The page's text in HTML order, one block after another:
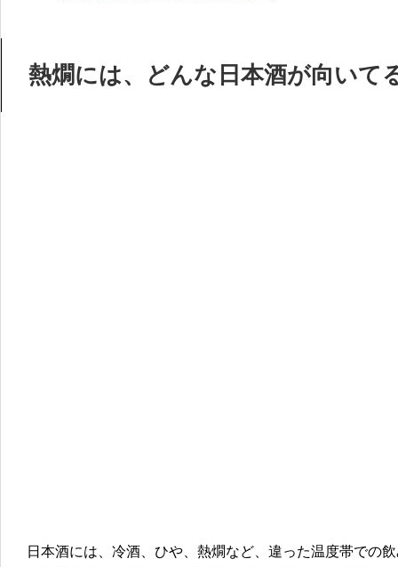
熱燗には、どんな日本酒が向いて
日本酒には、冷酒、ひや、熱燗など、違った温度帯での